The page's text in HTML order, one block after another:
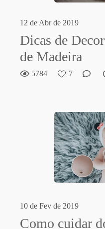
12 de Abr de 2019
Dicas de
de Madeira
5784 7
10 de Fev de 2019
Como cuidar